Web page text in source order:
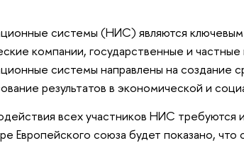
системы (НИС) являются
компании, государственные и
системы направлены на
результатов в экономической и
всех участников НИС
Европейского союза будет показано,